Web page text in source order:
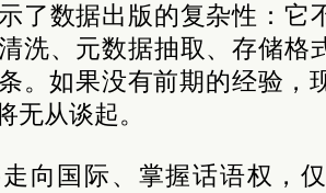
了数据出版的复杂性：它
洗、元数据抽取、存储格
。如果没有前期的经验，
无从谈起。
向国际、掌握话语权，